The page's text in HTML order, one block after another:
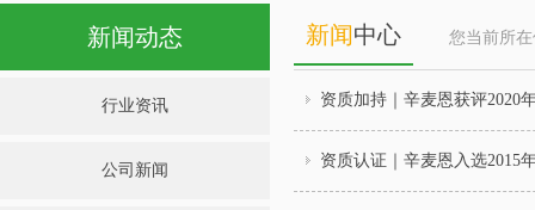
新闻动态
行业资讯
公司新闻
新闻中心 您当前所
资质加持｜辛麦恩获评2020
资质认证｜辛麦恩入选2015